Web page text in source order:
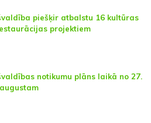
piešķir atbalstu 16 kultūras
projektiem
notikumu plāns laikā no 27.